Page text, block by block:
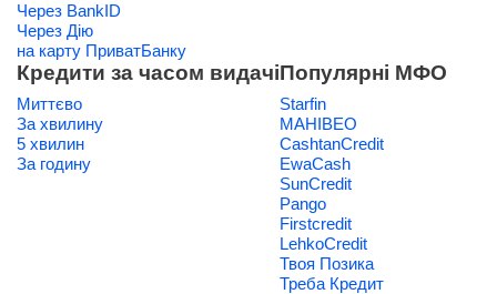
Через BankID
Через Дію
на карту ПриватБанку
Кредити за часом видачі
Миттєво
За хвилину
5 хвилин
За годину
Популярні МФО
Starfin
МАНІВЕО
CashtanCredit
EwaCash
SunCredit
Pango
Firstcredit
LehkoCredit
Твоя Позика
Треба Кредит